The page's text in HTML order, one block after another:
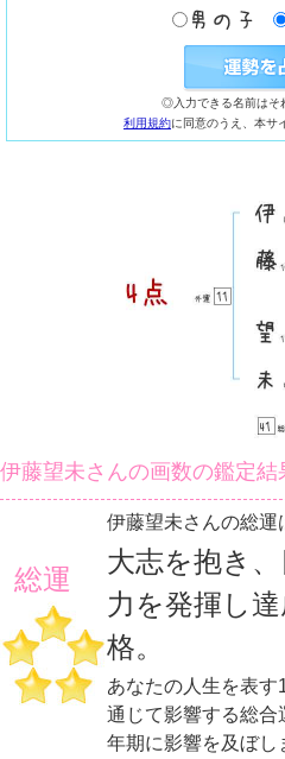
◎入力できる名前はそ
利用規約に同意のうえ、本サ
伊藤望未さんの画数の鑑定結
総運
伊藤望未さんの総運
大志を抱き
力を発揮し
格。
あなたの人生を表
通じて影響する総
年期に影響を及ぼし